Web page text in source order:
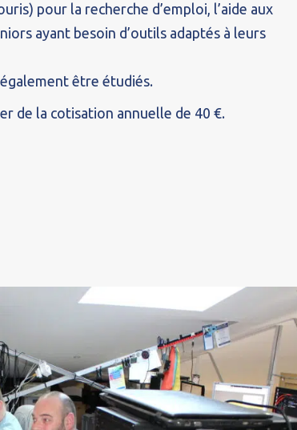
pour la recherche d’emploi, l’aide aux
ayant besoin d’outils adaptés à leurs
être étudiés.
de la cotisation annuelle de 40 €.